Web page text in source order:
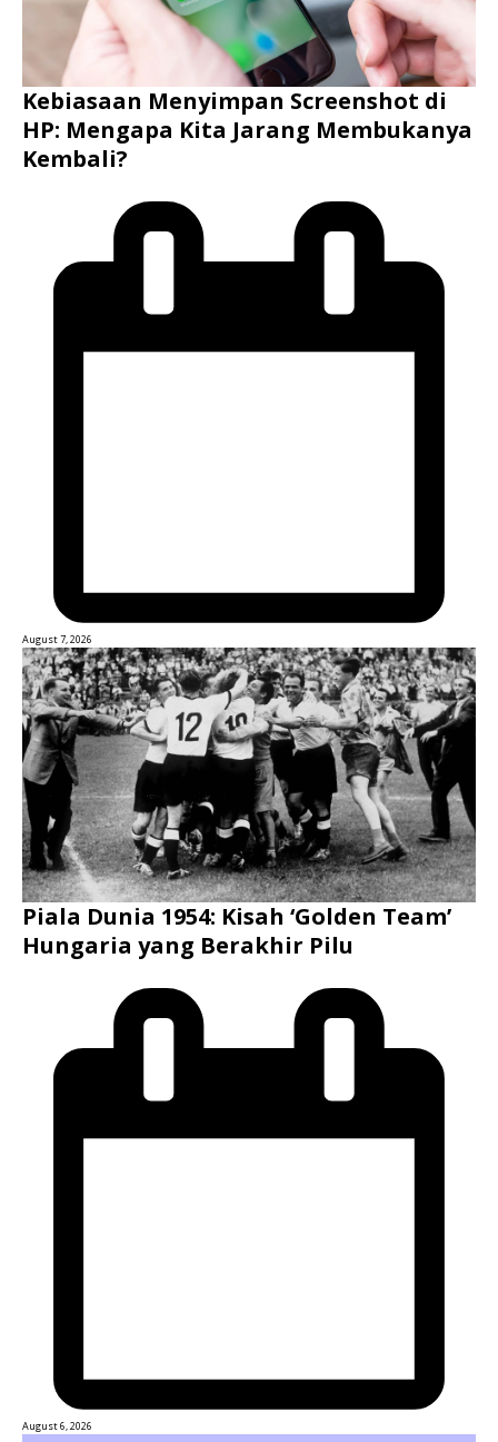
Kebiasaan Menyimpan Screenshot di
HP: Mengapa Kita Jarang Membukanya
Kembali?
August 7, 2026
Piala Dunia 1954: Kisah ‘Golden Team’
Hungaria yang Berakhir Pilu
August 6, 2026